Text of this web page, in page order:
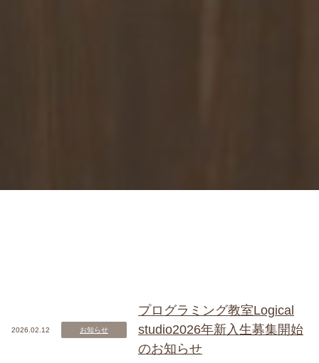
2026.02.12 お知らせ
プログラミング教室Logical
studio2026年新入生募集開始
のお知らせ